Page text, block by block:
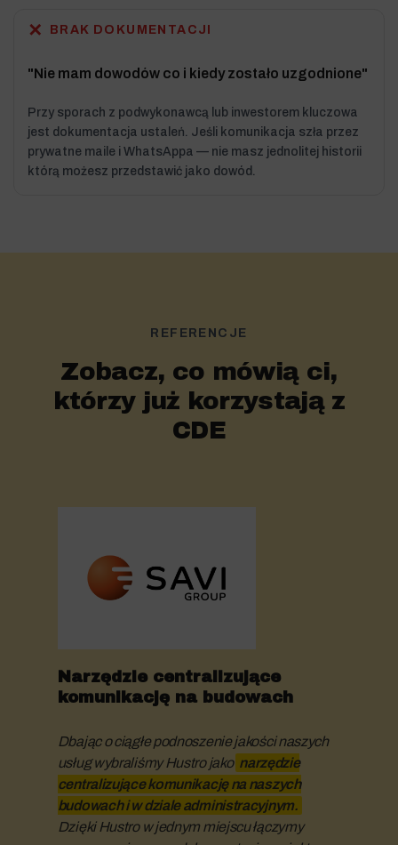
✕ BRAK DOKUMENTACJI
"Nie mam dowodów co i kiedy zostało uzgodnione"
Przy sporach z podwykonawcą lub inwestorem kluczowa
jest dokumentacja ustaleń. Jeśli komunikacja szła przez
prywatne maile i WhatsAppa — nie masz jednolitej historii
którą możesz przedstawić jako dowód.
REFERENCJE
Zobacz, co mówią ci,
którzy już korzystają z
CDE
Narzędzie centralizujące
komunikację na budowach
Dbając o ciągłe podnoszenie jakości naszych
usług wybraliśmy Hustro jako narzędzie
centralizujące komunikację na naszych
budowach i w dziale administracyjnym.
Dzięki Hustro w jednym miejscu łączymy